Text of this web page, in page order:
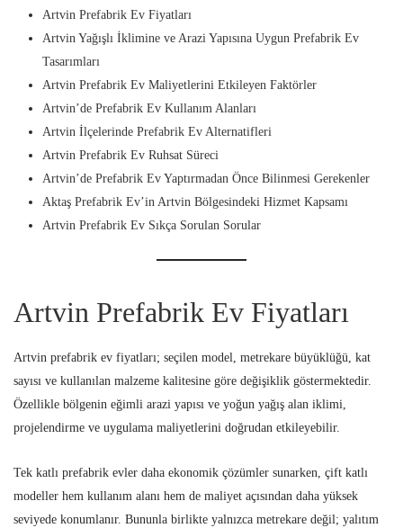
Artvin Prefabrik Ev Fiyatları
Artvin Yağışlı İklimine ve Arazi Yapısına Uygun Prefabrik Ev
Tasarımları
Artvin Prefabrik Ev Maliyetlerini Etkileyen Faktörler
Artvin’de Prefabrik Ev Kullanım Alanları
Artvin İlçelerinde Prefabrik Ev Alternatifleri
Artvin Prefabrik Ev Ruhsat Süreci
Artvin’de Prefabrik Ev Yaptırmadan Önce Bilinmesi Gerekenler
Aktaş Prefabrik Ev’in Artvin Bölgesindeki Hizmet Kapsamı
Artvin Prefabrik Ev Sıkça Sorulan Sorular
Artvin Prefabrik Ev Fiyatları
Artvin prefabrik ev fiyatları; seçilen model, metrekare büyüklüğü, kat
sayısı ve kullanılan malzeme kalitesine göre değişiklik göstermektedir.
Özellikle bölgenin eğimli arazi yapısı ve yoğun yağış alan iklimi,
projelendirme ve uygulama maliyetlerini doğrudan etkileyebilir.
Tek katlı prefabrik evler daha ekonomik çözümler sunarken, çift katlı
modeller hem kullanım alanı hem de maliyet açısından daha yüksek
seviyede konumlanır. Bununla birlikte yalnızca metrekare değil; yalıtım